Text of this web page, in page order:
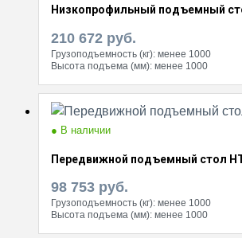
Низкопрофильный подъемный
210 672 руб.
Грузоподъемность (кг): менее 1000
Высота подъема (мм): менее 1000
● В наличии
Передвижной подъемный стол
98 753 руб.
Грузоподъемность (кг): менее 1000
Высота подъема (мм): менее 1000